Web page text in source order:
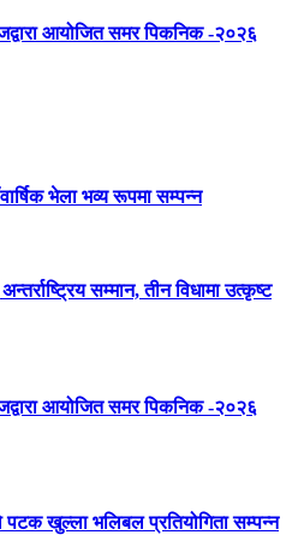
आयोजित समर पिकनिक -२०२६
भेला भव्य रूपमा सम्पन्न
सम्मान, तीन विधामा उत्कृष्ट
आयोजित समर पिकनिक -२०२६
पटक खुल्ला भलिबल प्रतियोगिता सम्पन्न